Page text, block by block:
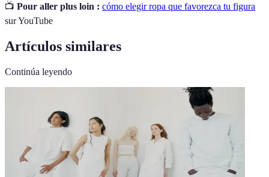
📺 Pour aller plus loin : cómo elegir ropa que favorezca tu figura
sur YouTube
Artículos similares
Continúa leyendo